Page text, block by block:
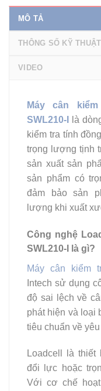
MÔ TẢ
THÔNG SỐ KỸ THUẬT
VIDEO
Máy cân
SWL210-I
là
kiểm tra tính
trọng lượng tịnh
sản xuất sản
sản phẩm có
đảm bảo sản
lượng khi xuất
Công nghệ
SWL210-I là gì?
Máy cân kiểm
Intech sử dụng
độ sai lệch về
phát hiện và loại
tiêu chuẩn về
Loadcell là
đổi lực hoặc
Với cơ chế